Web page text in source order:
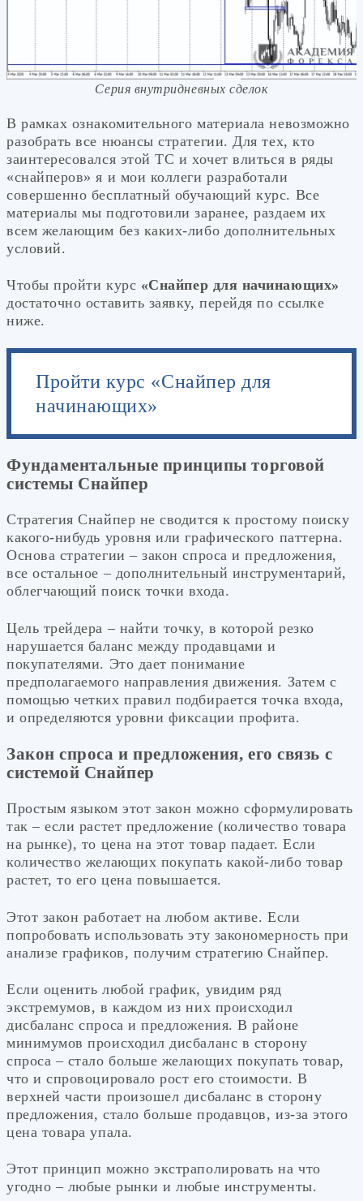
Серия внутридневных сделок
В рамках ознакомительного материала невозможно
разобрать все нюансы стратегии. Для тех, кто
заинтересовался этой ТС и хочет влиться в ряды
«снайперов» я и мои коллеги разработали
совершенно бесплатный обучающий курс. Все
материалы мы подготовили заранее, раздаем их
всем желающим без каких-либо дополнительных
условий.
Чтобы пройти курс «Снайпер для начинающих»
достаточно оставить заявку, перейдя по ссылке
ниже.
Пройти курс «Снайпер для
начинающих»
Фундаментальные принципы торговой
системы Снайпер
Стратегия Снайпер не сводится к простому поиску
какого-нибудь уровня или графического паттерна.
Основа стратегии – закон спроса и предложения,
все остальное – дополнительный инструментарий,
облегчающий поиск точки входа.
Цель трейдера – найти точку, в которой резко
нарушается баланс между продавцами и
покупателями. Это дает понимание
предполагаемого направления движения. Затем с
помощью четких правил подбирается точка входа,
и определяются уровни фиксации профита.
Закон спроса и предложения, его связь с
системой Снайпер
Простым языком этот закон можно сформулировать
так – если растет предложение (количество товара
на рынке), то цена на этот товар падает. Если
количество желающих покупать какой-либо товар
растет, то его цена повышается.
Этот закон работает на любом активе. Если
попробовать использовать эту закономерность при
анализе графиков, получим стратегию Снайпер.
Если оценить любой график, увидим ряд
экстремумов, в каждом из них происходил
дисбаланс спроса и предложения. В районе
минимумов происходил дисбаланс в сторону
спроса – стало больше желающих покупать товар,
что и спровоцировало рост его стоимости. В
верхней части произошел дисбаланс в сторону
предложения, стало больше продавцов, из-за этого
цена товара упала.
Этот принцип можно экстраполировать на что
угодно – любые рынки и любые инструменты.